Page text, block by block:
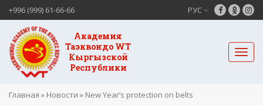
+996 (999) 61-66-66 РУС
Академия
Таэквондо WT
Кыргызской
Республики
Главная » Новости » New Year’s protection on belts